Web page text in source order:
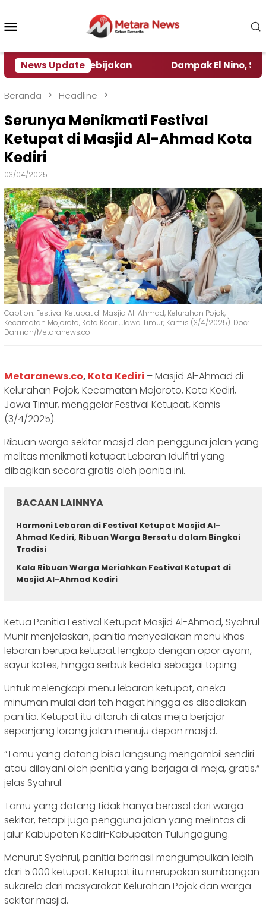
konten
News Update
Kebijakan Dampak El Nino, Sejumlah
Beranda Headline
Serunya Menikmati Festival
Ketupat di Masjid Al-Ahmad Kota
Kediri
03/04/2025
Caption: Festival Ketupat di Masjid Al-Ahmad, Kelurahan Pojok,
Kecamatan Mojoroto, Kota Kediri, Jawa Timur, Kamis (3/4/2025). Doc:
Darman/Metaranews.co
Metaranews.co, Kota Kediri – Masjid Al-Ahmad di
Kelurahan Pojok, Kecamatan Mojoroto, Kota Kediri,
Jawa Timur, menggelar Festival Ketupat, Kamis
(3/4/2025).
Ribuan warga sekitar masjid dan pengguna jalan yang
melitas menikmati ketupat Lebaran Idulfitri yang
dibagikan secara gratis oleh panitia ini.
BACAAN LAINNYA
Harmoni Lebaran di Festival Ketupat Masjid Al-
Ahmad Kediri, Ribuan Warga Bersatu dalam Bingkai
Tradisi
Kala Ribuan Warga Meriahkan Festival Ketupat di
Masjid Al-Ahmad Kediri
Ketua Panitia Festival Ketupat Masjid Al-Ahmad, Syahrul
Munir menjelaskan, panitia menyediakan menu khas
lebaran berupa ketupat lengkap dengan opor ayam,
sayur kates, hingga serbuk kedelai sebagai toping.
Untuk melengkapi menu lebaran ketupat, aneka
minuman mulai dari teh hagat hingga es disediakan
panitia. Ketupat itu ditaruh di atas meja berjajar
sepanjang lorong jalan menuju depan masjid.
“Tamu yang datang bisa langsung mengambil sendiri
atau dilayani oleh penitia yang berjaga di meja, gratis,”
jelas Syahrul.
Tamu yang datang tidak hanya berasal dari warga
sekitar, tetapi juga pengguna jalan yang melintas di
jalur Kabupaten Kediri-Kabupaten Tulungagung.
Menurut Syahrul, panitia berhasil mengumpulkan lebih
dari 5.000 ketupat. Ketupat itu merupakan sumbangan
sukarela dari masyarakat Kelurahan Pojok dan warga
sekitar masjid.